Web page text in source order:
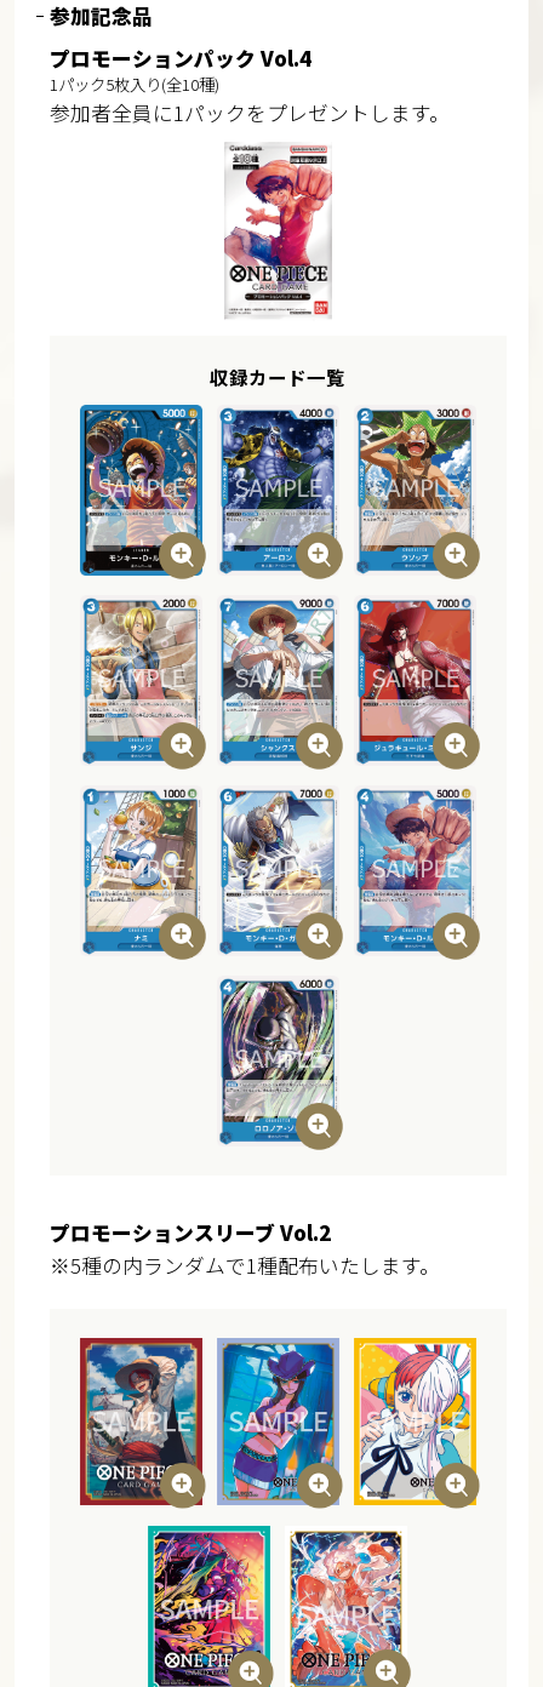
参加記念品
プロモーションパック Vol.4
1パック5枚入り(全10種)
参加者全員に1パックをプレゼントします。
収録カード一覧
プロモーションスリーブ Vol.2
※5種の内ランダムで1種配布いたします。